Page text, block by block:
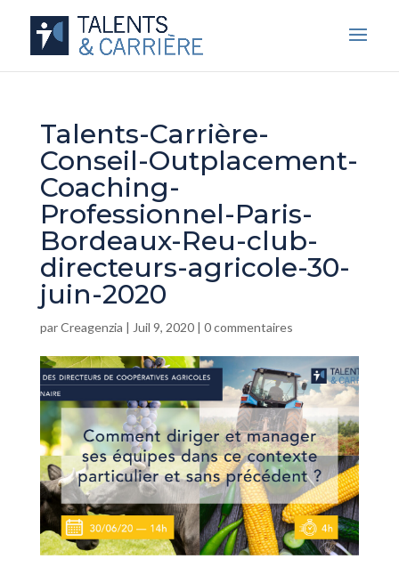
Talents-Carrière-
Conseil-Outplacement-
Coaching-
Professionnel-Paris-
Bordeaux-Reu-club-
directeurs-agricole-30-
juin-2020
parCreagenzia | Juil 9, 2020| 0 commentaires